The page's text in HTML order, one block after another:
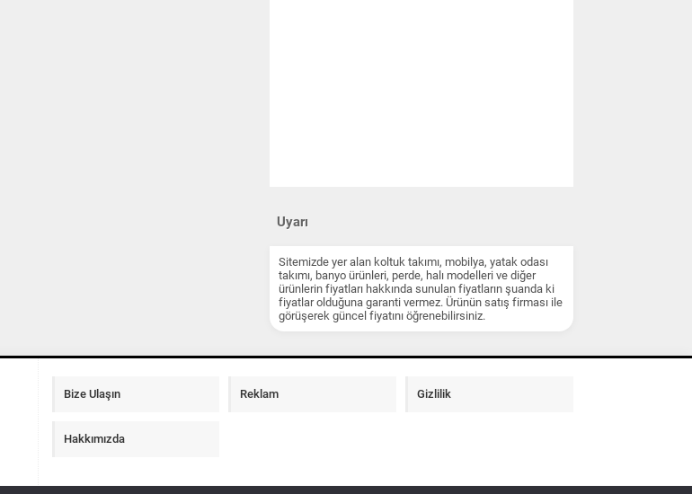
Uyarı
Sitemizde yer alan koltuk takımı, mobilya, yatak odası
takımı, banyo ürünleri, perde, halı modelleri ve diğer
ürünlerin fiyatları hakkında sunulan fiyatların şuanda ki
fiyatlar olduğuna garanti vermez. Ürünün satış firması ile
görüşerek güncel fiyatını öğrenebilirsiniz.
Bize Ulaşın Reklam Gizlilik
Hakkımızda